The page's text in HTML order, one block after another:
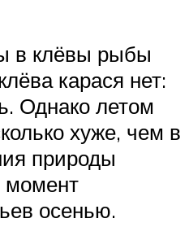
в клёвы рыбы
карася нет:
Однако летом
хуже, чем в
природы
момент
осенью.